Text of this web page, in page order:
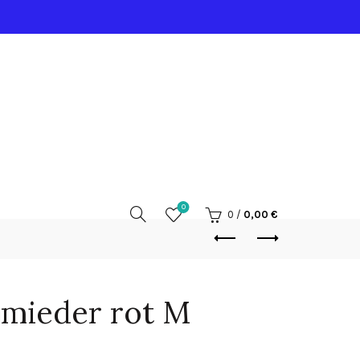
0
0 / 0,00 €
rot M